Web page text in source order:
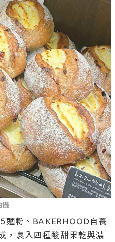
攝
麵粉、BAKERHOOD自養
，裹入四種酸甜果乾與濃